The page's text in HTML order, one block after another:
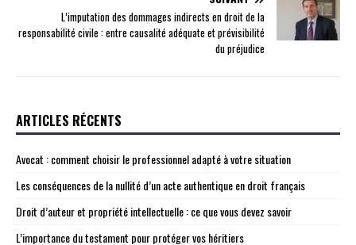
L’imputation des dommages indirects en droit de la
responsabilité civile : entre causalité adéquate et prévisibilité
du préjudice
ARTICLES RÉCENTS
Avocat : comment choisir le professionnel adapté à votre situation
Les conséquences de la nullité d’un acte authentique en droit français
Droit d’auteur et propriété intellectuelle : ce que vous devez savoir
L’importance du testament pour protéger vos héritiers